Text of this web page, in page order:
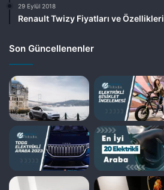
29 Eylül 2018
Renault Twizy Fiyatları ve Özellikleri
Son Güncellenenler